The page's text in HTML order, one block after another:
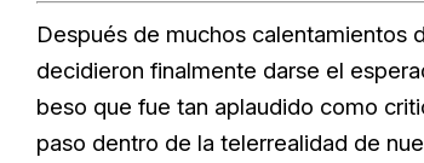
Después de muchos calentamientos
decidieron finalmente darse el
beso que fue tan aplaudido como
paso dentro de la telerrealidad de